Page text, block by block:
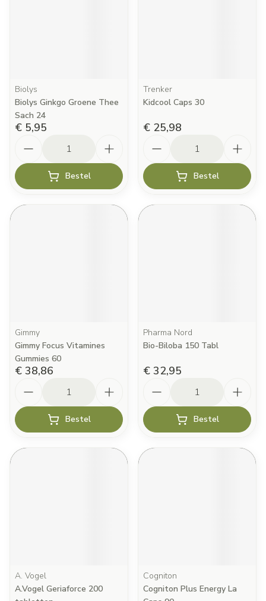
Biolys
Biolys Ginkgo Groene Thee
Sach 24
€ 5,95
Bestel
Trenker
Kidcool Caps 30
€ 25,98
Bestel
Gimmy
Gimmy Focus Vitamines
Gummies 60
€ 38,86
Bestel
Pharma Nord
Bio-Biloba 150 Tabl
€ 32,95
Bestel
A. Vogel
A.Vogel Geriaforce 200
Cogniton
Cogniton Plus Energy La